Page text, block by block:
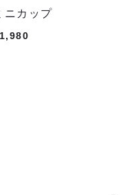
ニカップ
1,980